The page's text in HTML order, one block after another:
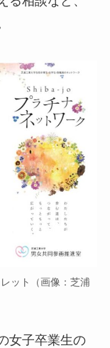
ット（画像：芝浦
女子卒業生の